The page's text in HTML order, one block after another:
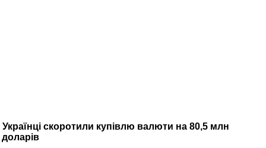
Українці скоротили купівлю валюти на 80,5 млн
доларів